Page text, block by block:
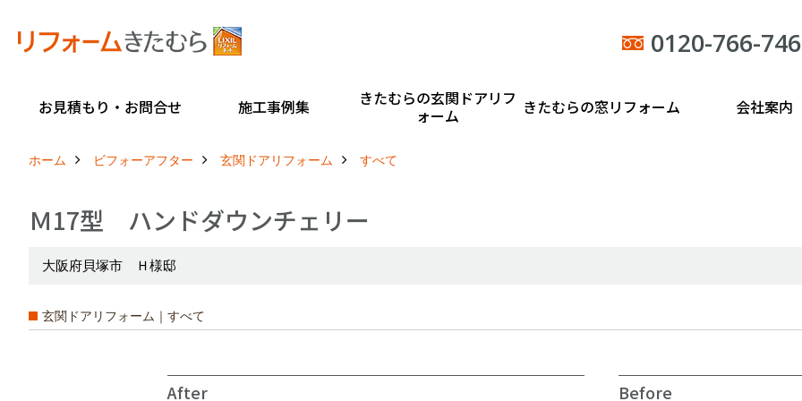
0120-766-746
お見積もり・お問合せ 施工事例集
きたむらの玄関ドアリフ
ォーム
きたむらの窓リフォーム 会社案内
ホーム ビフォーアフター 玄関ドアリフォーム すべて
Ｍ17型 ハンドダウンチェリー
大阪府貝塚市 Ｈ様邸
玄関ドアリフォーム｜すべて
After Before